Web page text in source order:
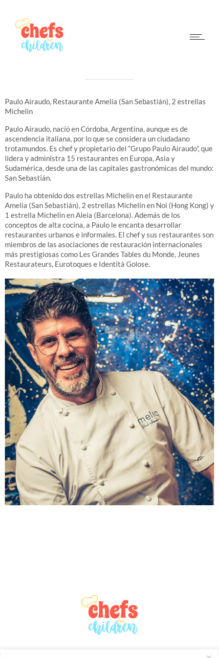
PAULO AIRAUDO
Paulo Airaudo, Restaurante Amelia (San Sebastián), 2 estrellas
Michelin
Paulo Airaudo, nació en Córdoba, Argentina, aunque es de
ascendencia italiana, por lo que se considera un ciudadano
trotamundos. Es chef y propietario del “Grupo Paulo Airaudo”, que
lidera y administra 15 restaurantes en Europa, Asia y
Sudamérica, desde una de las capitales gastronómicas del mundo:
San Sebastián.
Paulo ha obtenido dos estrellas Michelin en el Restaurante
Amelia (San Sebastián), 2 estrellas Michelin en Noi (Hong Kong) y
1 estrella Michelin en Aleia (Barcelona). Además de los
conceptos de alta cocina, a Paulo le encanta desarrollar
restaurantes urbanos e informales. El chef y sus restaurantes son
miembros de las asociaciones de restauración internacionales
más prestigiosas como Les Grandes Tables du Monde, Jeunes
Restaurateurs, Eurotoques e Identità Golose.